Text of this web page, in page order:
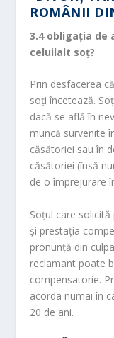
ROMÂNII
3.4 obligaţia de
celuilalt soţ?
Prin desfacerea
soţi încetează.
dacă se află în
muncă survenite
căsătoriei sau în
căsătoriei (însă
de o împrejurare
Soţul care
şi prestaţia
pronunţă din
reclamant poate
compensatorie.
acorda numai în
20 de ani.